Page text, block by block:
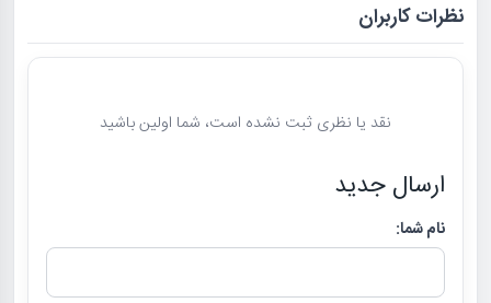
نظرات کاربران
نقد یا نظری ثبت نشده است، شما اولین باشید
ارسال جدید
نام شما: